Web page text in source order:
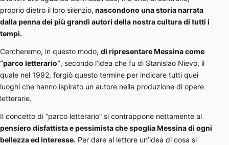
proprio dietro il loro silenzio, nascondono una storia narrata
dalla penna dei più grandi autori della nostra cultura di tutti i
tempi.
Cercheremo, in questo modo, di ripresentare Messina come
“parco letterario”, secondo l’idea che fu di Stanislao Nievo, il
quale nel 1992, forgiò questo termine per indicare tutti quei
luoghi che hanno ispirato un autore nella produzione di opere
letterarie.
Il concetto di “parco letterario” si contrappone nettamente al
pensiero disfattista e pessimista che spoglia Messina di ogni
bellezza ed interesse. Per dare al lettore un’idea di cosa si